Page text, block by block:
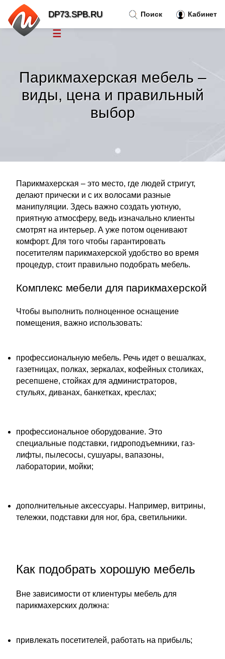
Парикмахерская мебель –
виды, цена и правильный
выбор
Парикмахерская – это место, где людей стригут,
делают прически и с их волосами разные
манипуляции. Здесь важно создать уютную,
приятную атмосферу, ведь изначально клиенты
смотрят на интерьер. А уже потом оценивают
комфорт. Для того чтобы гарантировать
посетителям парикмахерской удобство во время
процедур, стоит правильно подобрать мебель.
Комплекс мебели для парикмахерской
Чтобы выполнить полноценное оснащение
помещения, важно использовать:
​​профессиональную мебель. Речь идет о вешалках,
газетницах, полках, зеркалах, кофейных столиках,
ресепшене, стойках для администраторов,
стульях, диванах, банкетках, креслах;
​профессиональное оборудование. Это
специальные подставки, гидроподъемники, газ-
лифты, пылесосы, сушуары, вапазоны,
лаборатории, мойки;
​дополнительные аксессуары. Например, витрины,
тележки, подставки для ног, бра, светильники.
Как подобрать хорошую мебель
Вне зависимости от клиентуры мебель для
парикмахерских должна:
​привлекать посетителей, работать на прибыль;
Поиск Кабинет
DP73.SPB.RU
☰
Тренды новостей»